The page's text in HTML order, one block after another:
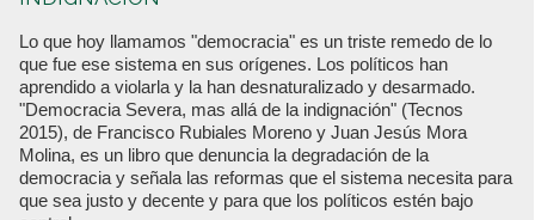
Lo que hoy llamamos "democracia" es un triste remedo de lo
que fue ese sistema en sus orígenes. Los políticos han
aprendido a violarla y la han desnaturalizado y desarmado.
"Democracia Severa, mas allá de la indignación" (Tecnos
2015), de Francisco Rubiales Moreno y Juan Jesús Mora
Molina, es un libro que denuncia la degradación de la
democracia y señala las reformas que el sistema necesita para
que sea justo y decente y para que los políticos estén bajo